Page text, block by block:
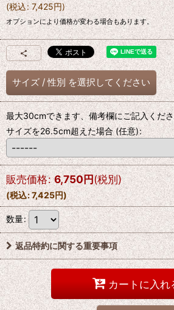
(税込: 7,425円)
オプションにより価格が変わる場合もあります。
サイズ / 性別 を選択してください
最大30cmできます、備考欄にご記入くだ
サイズを26.5cm超えた場合(任意):
販売価格: 6,750円(税別)
(税込:7,425円)
数量:
返品特約に関する重要事項
カートに入れ